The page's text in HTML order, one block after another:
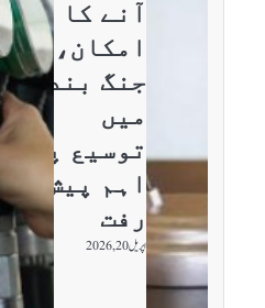
آنے کا
امکان،
جنگ بندی
میں
توسیع پر
اہم پیش
رفت
اپریل 20, 2026